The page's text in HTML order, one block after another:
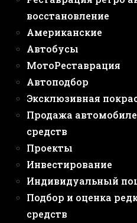
восстановление
Американские
Автобусы
МотоРеставрация
Автоподбор
Эксклюзивная
Продажа
средств
Проекты
Инвестирование
Индивидуальный
Подбор и оценка
средств